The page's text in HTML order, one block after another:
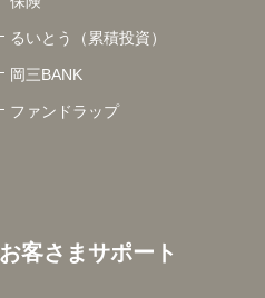
るいとう（累積投資）
岡三BANK
ファンドラップ
お客さまサポート